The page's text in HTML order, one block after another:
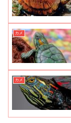
カメ
カメ